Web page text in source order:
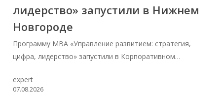
лидерство» запустили в Нижнем
Новгороде
Программу MBA «Управление развитием: стратегия,
цифра, лидерство» запустили в Корпоративном…
expert
07.08.2026